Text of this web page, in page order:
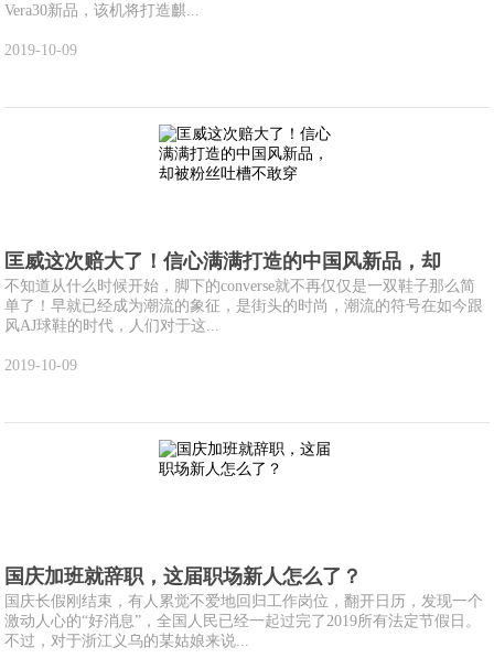
Vera30新品，该机将打造麒...
2019-10-09
匡威这次赔大了！信心满满打造的中国风新品，却
不知道从什么时候开始，脚下的converse就不再仅仅是一双鞋子那么简
单了！早就已经成为潮流的象征，是街头的时尚，潮流的符号在如今跟
风AJ球鞋的时代，人们对于这...
2019-10-09
国庆加班就辞职，这届职场新人怎么了？
国庆长假刚结束，有人累觉不爱地回归工作岗位，翻开日历，发现一个
激动人心的“好消息”，全国人民已经一起过完了2019所有法定节假日。
不过，对于浙江义乌的某姑娘来说...